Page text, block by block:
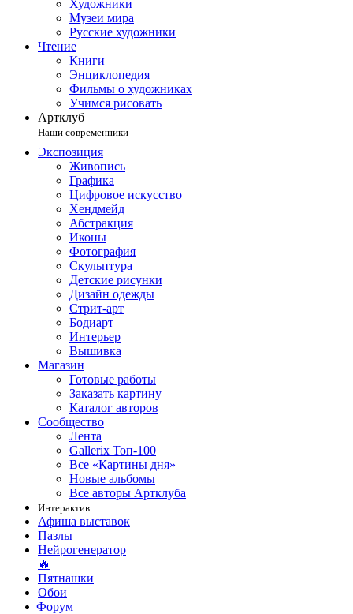
Художники
Музеи мира
Русские художники
Чтение
Книги
Энциклопедия
Фильмы о художниках
Учимся рисовать
Артклуб
Наши современники
Экспозиция
Живопись
Графика
Цифровое искусство
Хендмейд
Абстракция
Иконы
Фотография
Скульптура
Детские рисунки
Дизайн одежды
Стрит-арт
Бодиарт
Интерьер
Вышивка
Магазин
Готовые работы
Заказать картину
Каталог авторов
Сообщество
Лента
Gallerix Топ-100
Все «Картины дня»
Новые альбомы
Все авторы Артклуба
Интерактив
Афиша выставок
Пазлы
Нейрогенератор
🔥
Пятнашки
Обои
Форум